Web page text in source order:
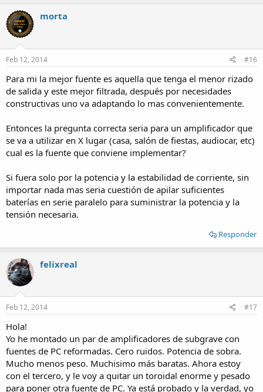
morta
Feb 12, 2014 #16
Para mi la mejor fuente es aquella que tenga el menor rizado
de salida y este mejor filtrada, después por necesidades
constructivas uno va adaptando lo mas convenientemente.
Entonces la pregunta correcta seria para un amplificador que
se va a utilizar en X lugar (casa, salón de fiestas, audiocar, etc)
cual es la fuente que conviene implementar?
Si fuera solo por la potencia y la estabilidad de corriente, sin
importar nada mas seria cuestión de apilar suficientes
baterías en serie paralelo para suministrar la potencia y la
tensión necesaria.
Responder
felixreal
Feb 12, 2014 #17
Hola!
Yo he montado un par de amplificadores de subgrave con
fuentes de PC reformadas. Cero ruidos. Potencia de sobra.
Mucho menos peso. Muchisimo más baratas. Ahora estoy
con el tercero, y le voy a quitar un toroidal enorme y pesado
para poner otra fuente de PC. Ya está probado y la verdad, yo